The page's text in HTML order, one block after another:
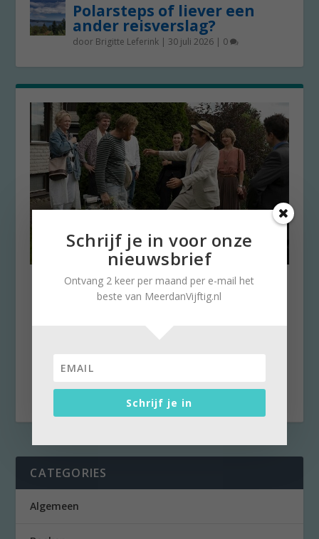
Polarsteps of liever een
ander reisverslag?
door Brigitte Leferink | 30 juli 2026 | 0
Together 99: hoe tijdgeest
mensen verandert
tip om naar te kijken. Vanaf deze week is
CATEGORIES
Algemeen
Schrijf je in voor onze
nieuwsbrief
Ontvang 2 keer per maand per e-mail het
beste van MeerdanVijftig.nl
Schrijf je in